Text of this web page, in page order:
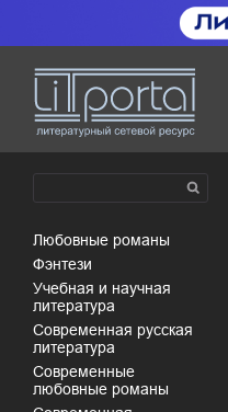
любовные романы
фэнтези
учебная и научная
литература
современная русская
литература
современные
любовные романы